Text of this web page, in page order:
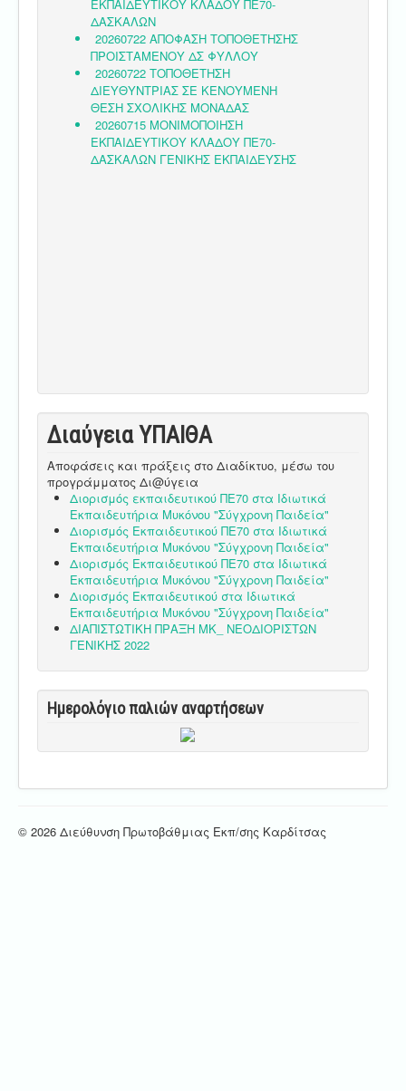
Διαύγεια ΥΠΑΙΘA
Αποφάσεις και πράξεις στο Διαδίκτυο, μέσω του
προγράμματος Δι@ύγεια
Διορισμός εκπαιδευτικού ΠΕ70 στα Ιδιωτικά
Εκπαιδευτήρια Μυκόνου "Σύγχρονη Παιδεία"
Διορισμός Εκπαιδευτικού ΠΕ70 στα Ιδιωτικά
Εκπαιδευτήρια Μυκόνου "Σύγχρονη Παιδεία"
Διορισμός Εκπαιδευτικού ΠΕ70 στα Ιδιωτικά
Εκπαιδευτήρια Μυκόνου "Σύγχρονη Παιδεία"
Διορισμός Εκπαιδευτικού στα Ιδιωτικά
Εκπαιδευτήρια Μυκόνου "Σύγχρονη Παιδεία"
ΔΙΑΠΙΣΤΩΤΙΚΗ ΠΡΑΞΗ ΜΚ_ ΝΕΟΔΙΟΡΙΣΤΩΝ
ΓΕΝΙΚΗΣ 2022
Ημερολόγιο παλιών αναρτήσεων
© 2026 Διεύθυνση Πρωτοβάθμιας Εκπ/σης Καρδίτσας